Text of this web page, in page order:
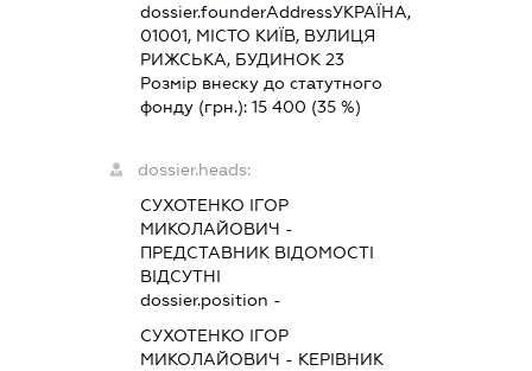
dossier.founderAddressУКРАЇНА,
01001, МІСТО КИЇВ, ВУЛИЦЯ
РИЖСЬКА, БУДИНОК 23
Розмір внеску до статутного
фонду (грн.):15 400 (35 %)
dossier.heads:
СУХОТЕНКО ІГОР
МИКОЛАЙОВИЧ -
ПРЕДСТАВНИК ВІДОМОСТІ
ВІДСУТНІ
dossier.position -
СУХОТЕНКО ІГОР
МИКОЛАЙОВИЧ - КЕРІВНИК